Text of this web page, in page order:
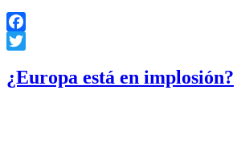
Facebook
¿Europa está en implosión?